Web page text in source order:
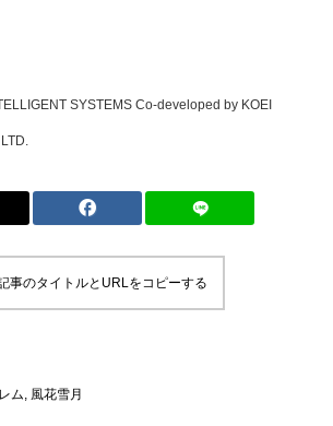
SYSTEMS Co-developed by KOEI
事のタイトルとURLをコピーする
ム, 風花雪月